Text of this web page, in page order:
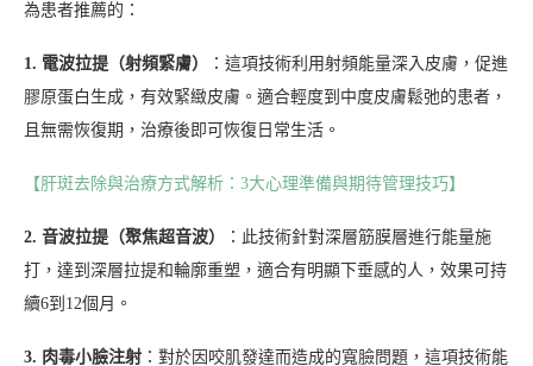
為患者推薦的：
1. 電波拉提（射頻緊膚）
：這項技術利用射頻能量深入皮膚，促進
膠原蛋白生成，有效緊緻皮膚。適合輕度到中度皮膚鬆弛的患者，
且無需恢復期，治療後即可恢復日常生活。
【肝斑去除與治療方式解析：3大心理準備與期待管理技巧】
2. 音波拉提（聚焦超音波）
：此技術針對深層筋膜層進行能量施
打，達到深層拉提和輪廓重塑，適合有明顯下垂感的人，效果可持
續6到12個月。
3. 肉毒小臉注射 ：對於因咬肌發達而造成的寬臉問題，這項技術能